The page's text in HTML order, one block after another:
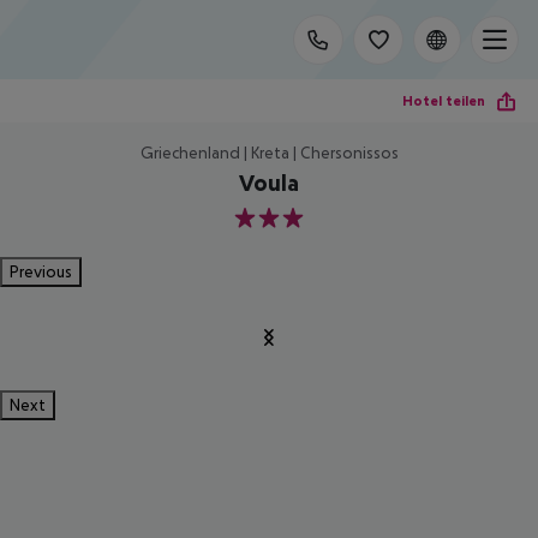
Hotel teilen
Griechenland | Kreta | Chersonissos
Voula
3
Previous
Next